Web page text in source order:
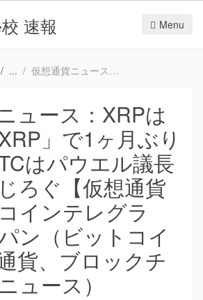
速報 Menu
仮想通貨ニュース：XRPは「#RelistXRP」で1ヶ月ぶりに65円 BTCはパウエル議長発言にたじろぐ【仮想通貨相場】 – コインテレグラフ・ジャパン（ビットコイン、仮想通貨、ブロックチェーンのニュース）
ュース：XRPは
」で1ヶ月ぶり
はパウエル議長
ろぐ【仮想通貨
インテレグラ
ン（ビットコイ
貨、ブロックチ
ュース）